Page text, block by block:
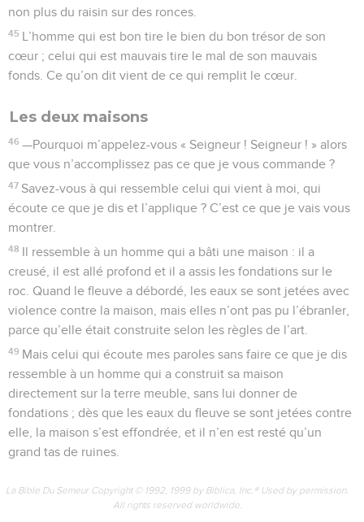
non plus du raisin sur des ronces.
45 L’homme qui est bon tire le bien du bon trésor de son
cœur ; celui qui est mauvais tire le mal de son mauvais
fonds. Ce qu’on dit vient de ce qui remplit le cœur.
Les deux maisons
46 —Pourquoi m’appelez-vous « Seigneur ! Seigneur ! » alors
que vous n’accomplissez pas ce que je vous commande ?
47 Savez-vous à qui ressemble celui qui vient à moi, qui
écoute ce que je dis et l’applique ? C’est ce que je vais vous
montrer.
48 Il ressemble à un homme qui a bâti une maison : il a
creusé, il est allé profond et il a assis les fondations sur le
roc. Quand le fleuve a débordé, les eaux se sont jetées avec
violence contre la maison, mais elles n’ont pas pu l’ébranler,
parce qu’elle était construite selon les règles de l’art.
49 Mais celui qui écoute mes paroles sans faire ce que je dis
ressemble à un homme qui a construit sa maison
directement sur la terre meuble, sans lui donner de
fondations ; dès que les eaux du fleuve se sont jetées contre
elle, la maison s’est effondrée, et il n’en est resté qu’un
grand tas de ruines.
La Bible Du Semeur Copyright © 1992, 1999 by Biblica, Inc.® Used by permission.
All rights reserved worldwide.